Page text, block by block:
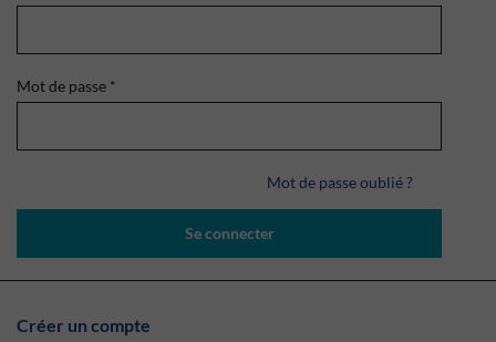
Mot de passe *
Mot de passe oublié ?
Se connecter
Créer un compte